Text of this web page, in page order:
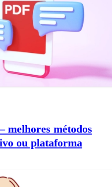
melhores métodos
ou plataforma